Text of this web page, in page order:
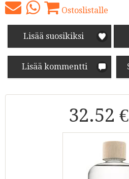
Ostoslistalle
Lisää suosikiksi
Lisää kommentti
32.52 €